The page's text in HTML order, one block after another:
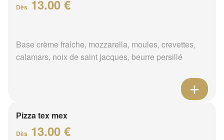
Dès 13.00 €
Base crème fraîche, mozzarella, moules, crevettes,
calamars, noix de saint jacques, beurre persillé
Pizza tex mex
Dès 13.00 €